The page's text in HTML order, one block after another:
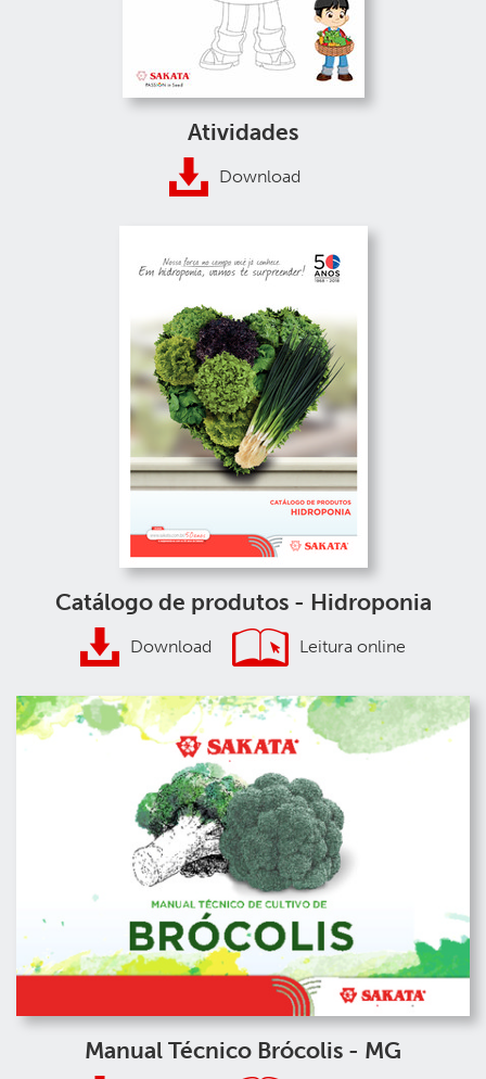
Atividades
Download
Catálogo de produtos - Hidroponia
Download Leitura online
Manual Técnico Brócolis - MG